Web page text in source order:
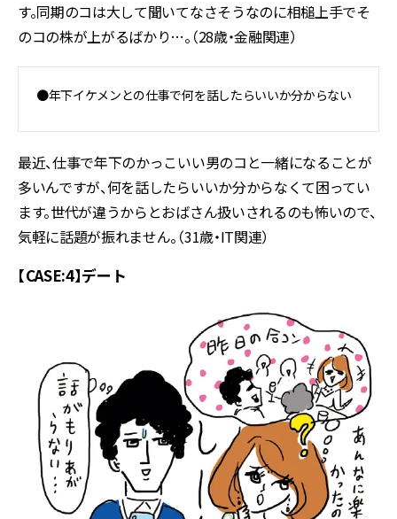
す。同期のコは大して聞いてなさそうなのに相槌上手でそ
のコの株が上がるばかり…。（28歳・金融関連）
●年下イケメンとの仕事で何を話したらいいか分からない
最近、仕事で年下のかっこいい男のコと一緒になることが
多いんですが、何を話したらいいか分からなくて困ってい
ます。世代が違うからとおばさん扱いされるのも怖いので、
気軽に話題が振れません。（31歳・IT関連）
【CASE:4】デート